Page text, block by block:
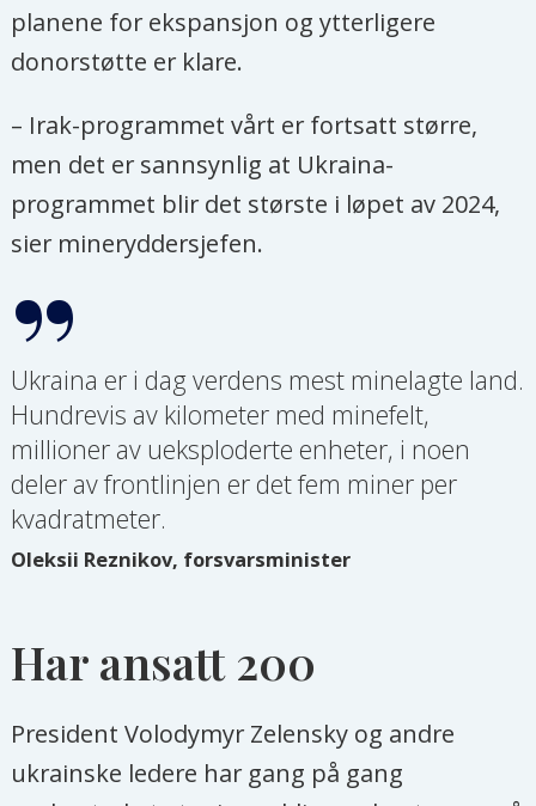
planene for ekspansjon og ytterligere
donorstøtte er klare.
– Irak-programmet vårt er fortsatt større,
men det er sannsynlig at Ukraina-
programmet blir det største i løpet av 2024,
sier mineryddersjefen.
Ukraina er i dag verdens mest minelagte land.
Hundrevis av kilometer med minefelt,
millioner av ueksploderte enheter, i noen
deler av frontlinjen er det fem miner per
kvadratmeter.
Oleksii Reznikov, forsvarsminister
Har ansatt 200
President Volodymyr Zelensky og andre
ukrainske ledere har gang på gang